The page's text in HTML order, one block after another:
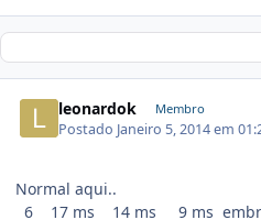
leonardok Membro
Postado Janeiro 5, 2014 em
Normal aqui..
6 17 ms 14 ms 9 ms